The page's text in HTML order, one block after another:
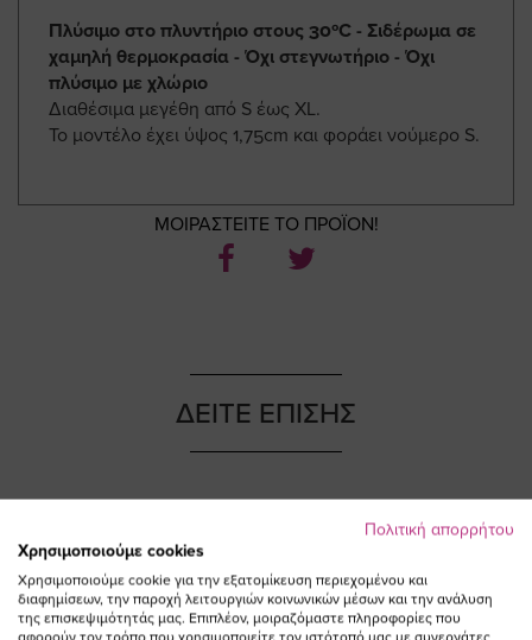
Πλύσιμο στο πλυντήριο στους 30ºC - Σιδέρωμα σε
χαμηλή θερμοκρασία - Όχι στεγνωτήριο - Όχι
πλύσιμο με χλώριο
Διαθέσιμα μεγέθη από S έως XL.
Το μοντέλο έχει ύψος 1,75cm και φοράει νούμερο S.
ΜΟΙΡΑΣΤΕΙΤΕ ΤΟ ΠΡΟΪΟΝ!
NEW IN
ΔΕΙΤΕ ΕΠΙΣΗΣ
Πολιτική απορρήτου
Χρησιμοποιούμε cookies
Χρησιμοποιούμε cookie για την εξατομίκευση περιεχομένου και
διαφημίσεων, την παροχή λειτουργιών κοινωνικών μέσων και την ανάλυση
της επισκεψιμότητάς μας. Επιπλέον, μοιραζόμαστε πληροφορίες που
αφορούν τον τρόπο που χρησιμοποιείτε τον ιστότοπό μας με συνεργάτες